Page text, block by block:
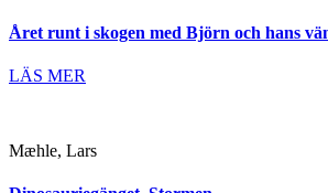
Året runt i skogen med Björn och hans
LÄS MER
Mæhle, Lars